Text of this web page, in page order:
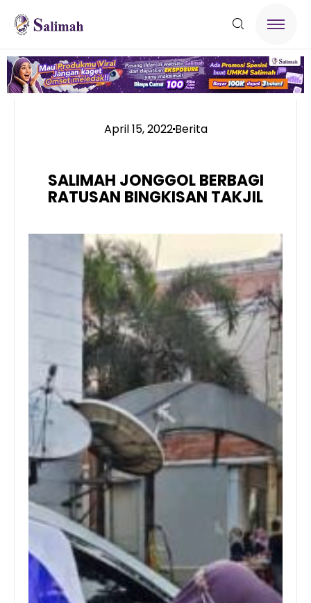
April 15, 2022Berita
SALIMAH JONGGOL BERBAGI
RATUSAN BINGKISAN TAKJIL